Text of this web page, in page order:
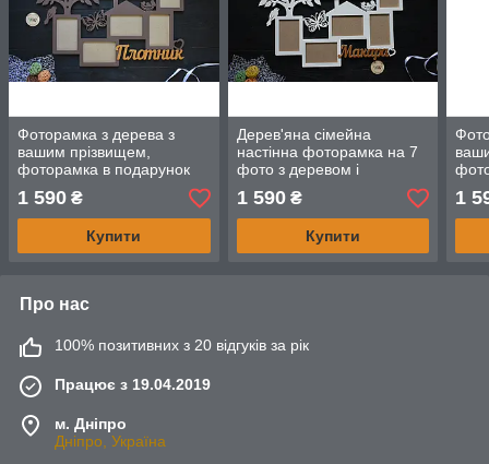
Фоторамка з дерева з
вашим прізвищем,
фоторамка в подарунок
сім'ї, батькам, друзям, на
весілля
1 590 ₴
Купити
Дерев'яна сімейна
настінна фоторамка на 7
фото з деревом і
прізвищем
1 590₴
Купити
1
Про нас
100% позитивних з 20 відгуків за рік
Працює з 19.04.2019
м. Дніпро
Дніпро, Україна